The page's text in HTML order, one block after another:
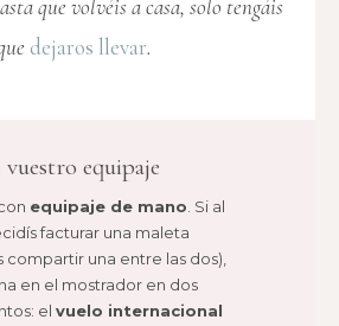
que volvéis a casa, solo tengáis
dejaros llevar.
vuestro equipaje
equipaje de mano . Si al
facturar una maleta
compartir una entre las dos),
en el mostrador en dos
el vuelo internacional